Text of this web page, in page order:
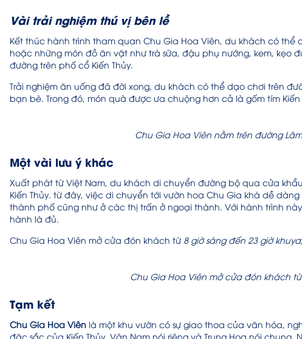
Vài trải nghiệm thú vị bên lề
Kết thúc hành trình tham quan Chu Gia Hoa Viên, du khách có
hoặc những món đồ ăn vặt như trà sữa, đậu phụ nướng, kem, kẹo
đường trên phố cổ Kiến Thủy.
Trải nghiệm ăn uống đã đời xong, du khách có thể dạo chơi trên
bạn bè. Trong đó, món quà được ưa chuộng hơn cả là gốm tím Kiến
Chu Gia Hoa Viên nằm trên đường
Một vài lưu ý khác
Xuất phát từ Việt Nam, du khách di chuyển đường bộ qua cửa
Kiến Thủy. từ đây, việc di chuyển tới vườn hoa Chu Gia khá dễ
thành phố cũng như ở các thị trấn ở ngoại thành. Với hành trình
hành là đủ.
Chu Gia Hoa Viên mở cửa đón khách từ 8 giờ sáng đến 23 giờ khuya
Chu Gia Hoa Viên mở cửa đón khách
Tạm kết
Chu Gia Hoa Viên là một khu vườn có sự giao thoa của văn hóa,
đặc sắc của Kiến Thủy, Vân Nam nói riêng và Trung Hoa nói